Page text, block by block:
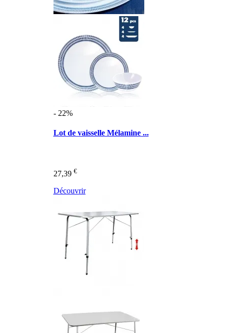
- 22%
Lot de vaisselle Mélamine ...
27,39 €
Découvrir